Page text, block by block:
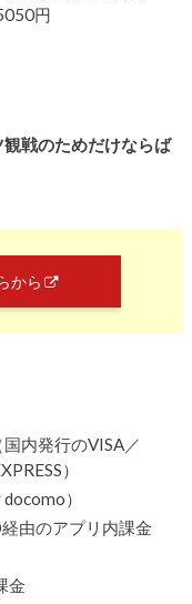
円
戦のためだけならば
から
内発行のVISA／
）
）
由のアプリ内課金
金